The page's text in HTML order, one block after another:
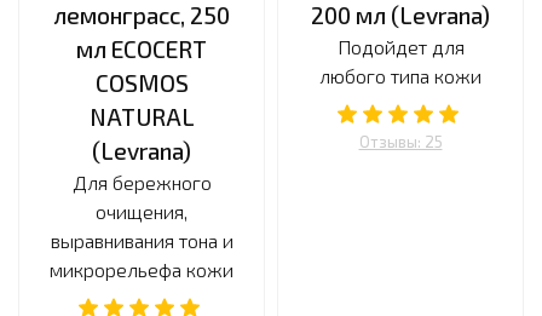
лемонграсс, 250
мл ECOCERT
COSMOS
NATURAL
(Levrana)
Для бережного
очищения,
выравнивания тона и
микрорельефа кожи
200 мл (Levrana)
Подойдет для
любого типа кожи
Отзывы: 25